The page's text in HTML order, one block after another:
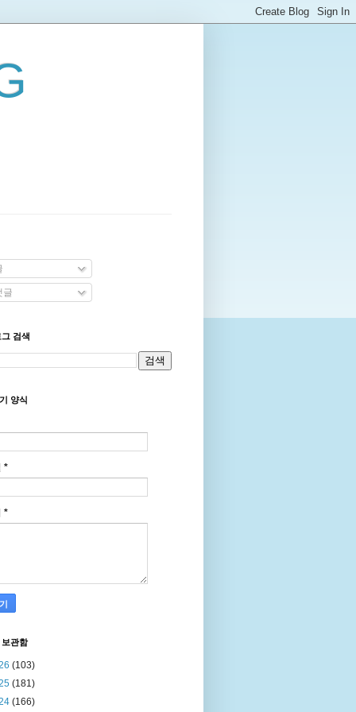
검색
양식
*
*
관함
(103)
(181)
(166)